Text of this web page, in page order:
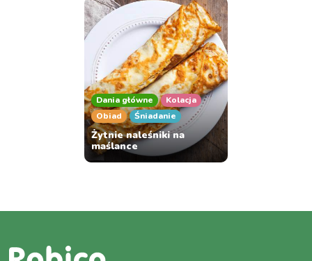
Dania główne
Kolacja
Obiad
Śniadanie
Żytnie naleśniki na
maślance